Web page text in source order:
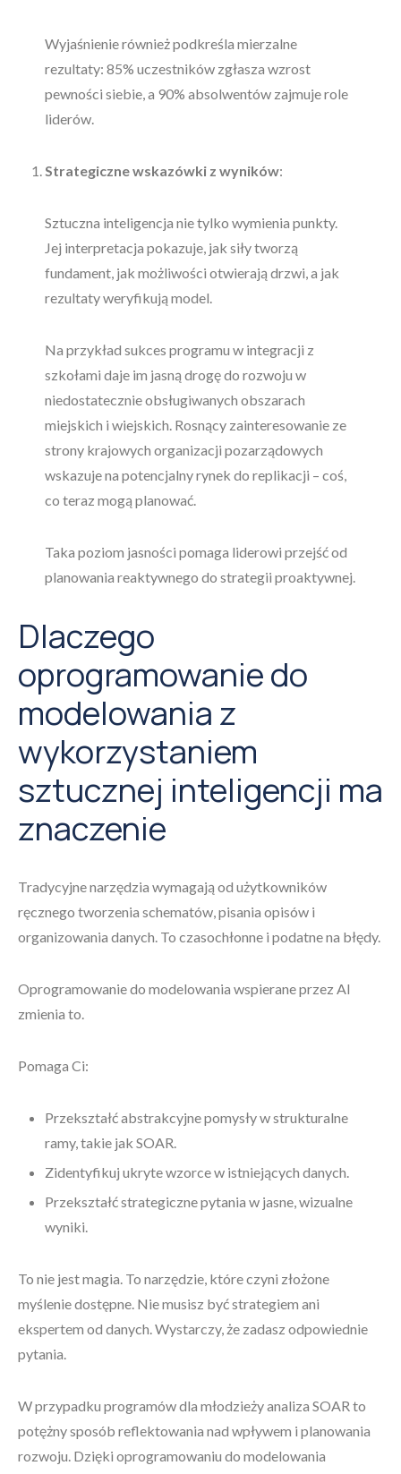
Wyjaśnienie również podkreśla mierzalne
rezultaty: 85% uczestników zgłasza wzrost
pewności siebie, a 90% absolwentów zajmuje role
liderów.
Strategiczne wskazówki z wyników:
Sztuczna inteligencja nie tylko wymienia punkty.
Jej interpretacja pokazuje, jak siły tworzą
fundament, jak możliwości otwierają drzwi, a jak
rezultaty weryfikują model.
Na przykład sukces programu w integracji z
szkołami daje im jasną drogę do rozwoju w
niedostatecznie obsługiwanych obszarach
miejskich i wiejskich. Rosnący zainteresowanie ze
strony krajowych organizacji pozarządowych
wskazuje na potencjalny rynek do replikacji – coś,
co teraz mogą planować.
Taka poziom jasności pomaga liderowi przejść od
planowania reaktywnego do strategii proaktywnej.
Dlaczego
oprogramowanie do
modelowania z
wykorzystaniem
sztucznej inteligencji ma
znaczenie
Tradycyjne narzędzia wymagają od użytkowników
ręcznego tworzenia schematów, pisania opisów i
organizowania danych. To czasochłonne i podatne na błędy.
Oprogramowanie do modelowania wspierane przez AI
zmienia to.
Pomaga Ci:
Przekształć abstrakcyjne pomysły w strukturalne
ramy, takie jak SOAR.
Zidentyfikuj ukryte wzorce w istniejących danych.
Przekształć strategiczne pytania w jasne, wizualne
wyniki.
To nie jest magia. To narzędzie, które czyni złożone
myślenie dostępne. Nie musisz być strategiem ani
ekspertem od danych. Wystarczy, że zadasz odpowiednie
pytania.
W przypadku programów dla młodzieży analiza SOAR to
potężny sposób reflektowania nad wpływem i planowania
rozwoju. Dzięki oprogramowaniu do modelowania